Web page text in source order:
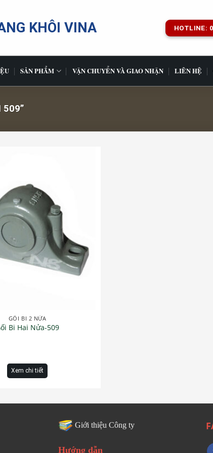
KHÔI VINA HOTLINE:
SẢN PHẨM VẬN CHUYỂN VÀ GIAO NHẬN LIÊN HỆ
509”
GỐI BI 2 NỬA
Bi Hai Nửa-509
Xem chi tiết
Giới thiệu Công ty
Hướng dẫn